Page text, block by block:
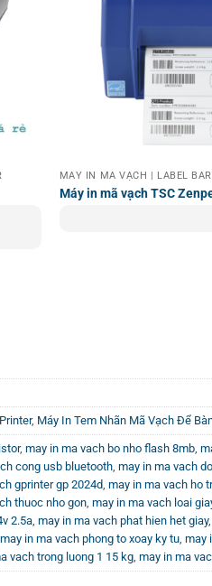
MÁY IN MÃ VẠCH | LABEL
Máy in mã vạch TSC
, Máy In Tem Nhãn Mã Vạch Để
, may in ma vach bo nho flash 8mb,
cong usb bluetooth, may in ma vach
gprinter gp 2024d, may in ma vach ho
thuoc nho gon, may in ma vach loai
2.5a, may in ma vach phat hien het giay,
may in ma vach phong to xoay ky tu, may
vach trong luong 1 15 kg, may in ma